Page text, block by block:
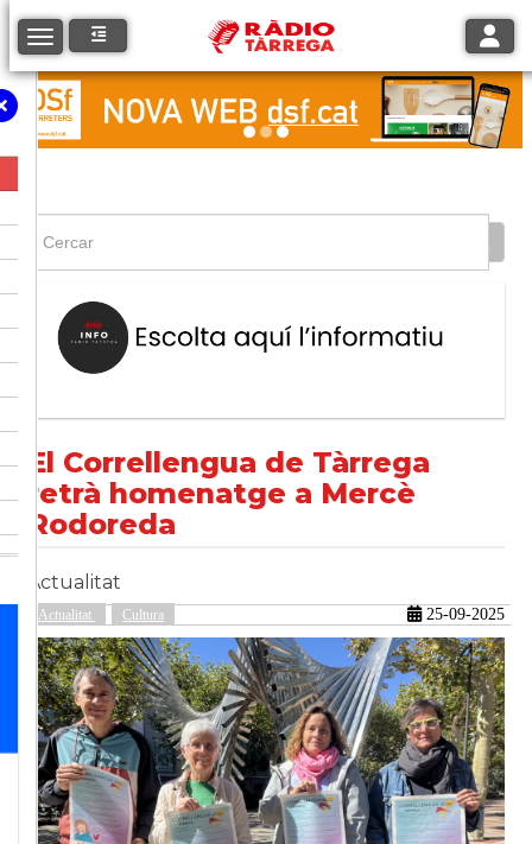
Toggle navigation
El Correllengua de Tàrrega
retrà homenatge a Mercè
Rodoreda
Actualitat
Actualitat Cultura 25-09-2025